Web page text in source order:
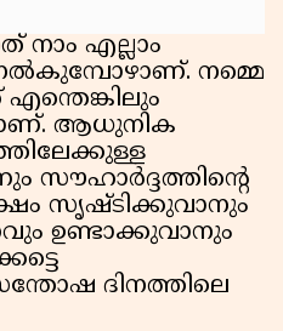
നാം എല്ലാം
നല്‍കുമ്പോഴാണ്. നമ്മെ
ആധുനിക
സൗഹാര്‍ദ്ദത്തിന്റെ
സൃഷ്ടിക്കുവാനും
ഉണ്ടാക്കുവാനും
ദിനത്തിലെ